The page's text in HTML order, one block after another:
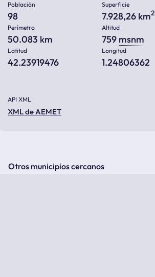
Población
98
Superficie
7.928,26 km2
Perímetro
50.083 km
Altitud
759 msnm
Latitud
42.23919476
Longitud
1.24806362
API XML
XML de AEMET
Otros municipios cercanos